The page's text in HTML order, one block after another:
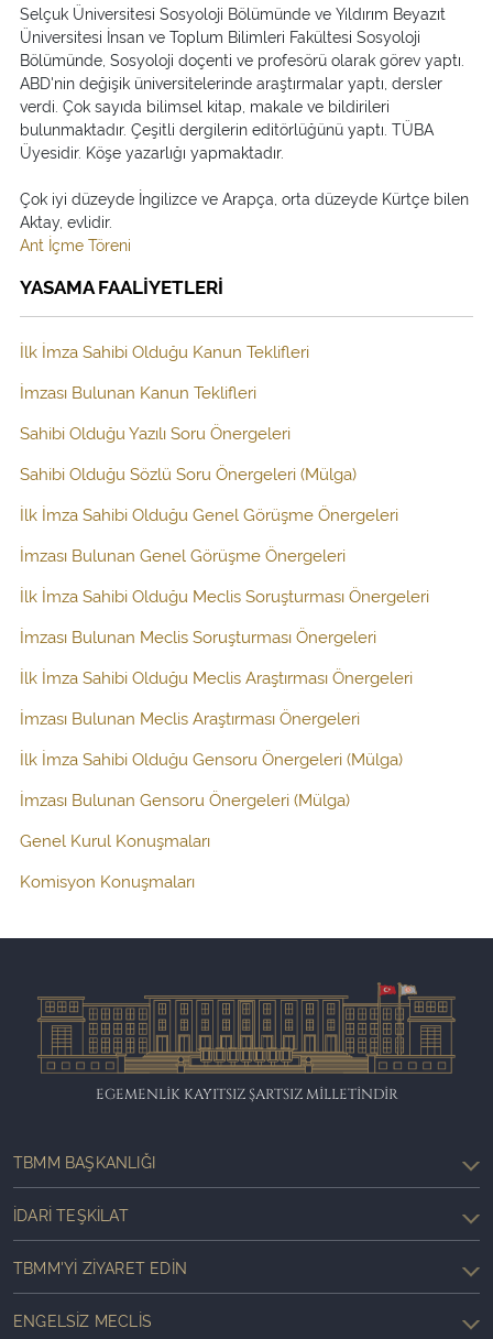
Selçuk Üniversitesi Sosyoloji Bölümünde ve Yıldırım Beyazıt
Üniversitesi İnsan ve Toplum Bilimleri Fakültesi Sosyoloji
Bölümünde, Sosyoloji doçenti ve profesörü olarak görev yaptı.
ABD'nin değişik üniversitelerinde araştırmalar yaptı, dersler
verdi. Çok sayıda bilimsel kitap, makale ve bildirileri
bulunmaktadır. Çeşitli dergilerin editörlüğünü yaptı. TÜBA
Üyesidir. Köşe yazarlığı yapmaktadır.
Çok iyi düzeyde İngilizce ve Arapça, orta düzeyde Kürtçe bilen
Aktay, evlidir.
Ant İçme Töreni
YASAMA FAALİYETLERİ
İlk İmza Sahibi Olduğu Kanun Teklifleri
İmzası Bulunan Kanun Teklifleri
Sahibi Olduğu Yazılı Soru Önergeleri
Sahibi Olduğu Sözlü Soru Önergeleri (Mülga)
İlk İmza Sahibi Olduğu Genel Görüşme Önergeleri
İmzası Bulunan Genel Görüşme Önergeleri
İlk İmza Sahibi Olduğu Meclis Soruşturması Önergeleri
İmzası Bulunan Meclis Soruşturması Önergeleri
İlk İmza Sahibi Olduğu Meclis Araştırması Önergeleri
İmzası Bulunan Meclis Araştırması Önergeleri
İlk İmza Sahibi Olduğu Gensoru Önergeleri (Mülga)
İmzası Bulunan Gensoru Önergeleri (Mülga)
Genel Kurul Konuşmaları
Komisyon Konuşmaları
EGEMENLİK KAYITSIZ ŞARTSIZ MİLLETİNDİR
TBMM BAŞKANLIĞI
İDARI TEŞKILAT
TBMM'YI ZIYARET EDIN
ENGELSIZ MECLIS